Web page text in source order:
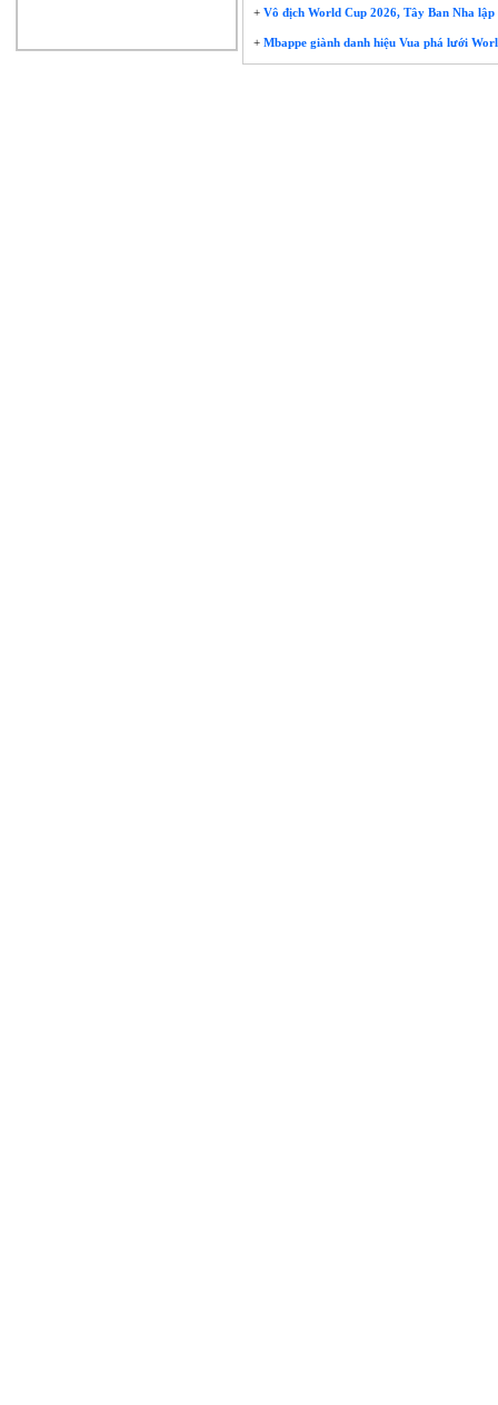
+ Vô địch World Cup 2026, Tây Ban Nha
+ Mbappe giành danh hiệu Vua phá lưới